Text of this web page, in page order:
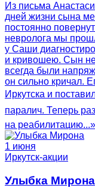
Из письма
дней жизни сына
постоянно
невролога мы
у Саши
и кривошею. Сын не
всегда были
он сильно кричал.
Иркутска и
паралич. Теперь
на
1 июня
Иркутск-акции
Улыбка Мирона